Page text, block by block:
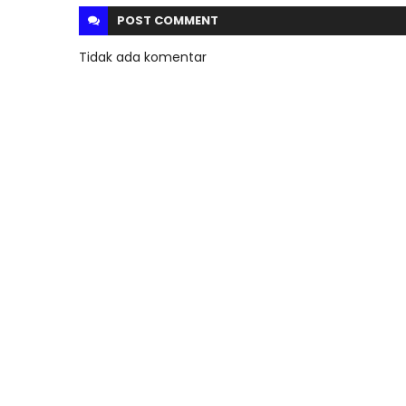
POST COMMENT
Tidak ada komentar